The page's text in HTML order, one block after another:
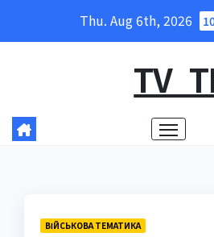
Thu. Aug 6th, 2026
ВІЙСЬКОВА ТЕМАТИКА